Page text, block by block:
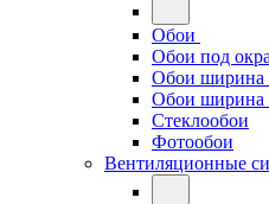
Обои
Обои под
Обои ширина
Обои ширина
Стеклообои
Фотообои
Вентиляционные